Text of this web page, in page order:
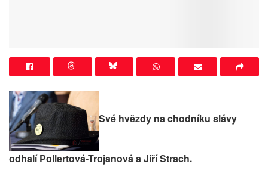
Své hvězdy na chodníku slávy
odhalí Pollertová-Trojanová a Jiří Strach.